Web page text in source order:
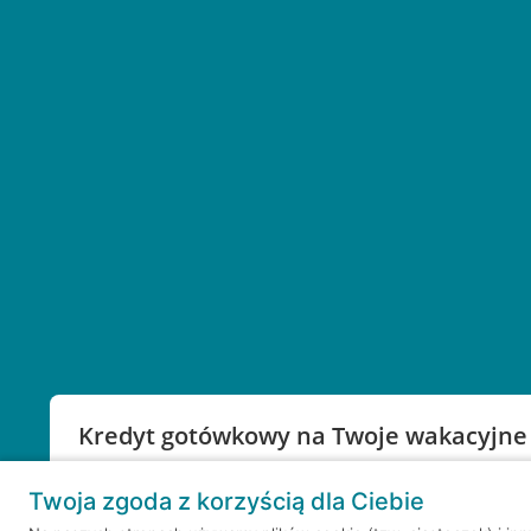
Kredyt gotówkowy na Twoje
RRSO: 9,6%
Twoja zgoda z korzyścią dla Ciebie